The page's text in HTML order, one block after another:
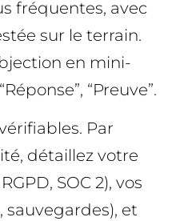
fréquentes, avec
sur le terrain.
en mini-
“Preuve”.
Par
détaillez votre
SOC 2), vos
et